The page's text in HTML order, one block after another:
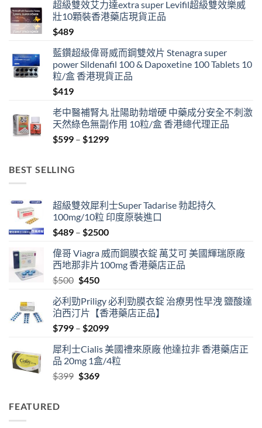
超級雙效艾力達extra super Levifil超級雙效樂威
壯10顆裝香港藥店現貨正品
$489
藍鑽超級偉哥威而鋼雙效片 Stenagra super
power Sildenafil 100 & Dapoxetine 100 Tablets 10
粒/盒 香港現貨正品
$419
老中醫補腎丸 壯陽助勃增硬 中藥成分安全不刺激
天然綠色無副作用 10粒/盒 香港總代理正品
$599 – $1299Price
BEST SELLING
超級雙效犀利士Super Tadarise 勃起持久
100mg/10粒 印度原裝進口
$489 – $2500Price
$489
through
偉哥 Viagra 威而鋼膜衣錠 萬艾可 美國輝瑞原廠
西地那非片100mg 香港藥店正品
$500 Original
was:
$500.
$450Current
is:
$450.
必利勁Priligy 必利勁膜衣錠 治療男性早洩 鹽酸達
泊西汀片【香港藥店正品】
$799 – $2099Price
$799
through
犀利士Cialis 美國禮來原廠 他達拉非 香港藥店正
品 20mg 1盒/4粒
$399 Original
$369Current
FEATURED